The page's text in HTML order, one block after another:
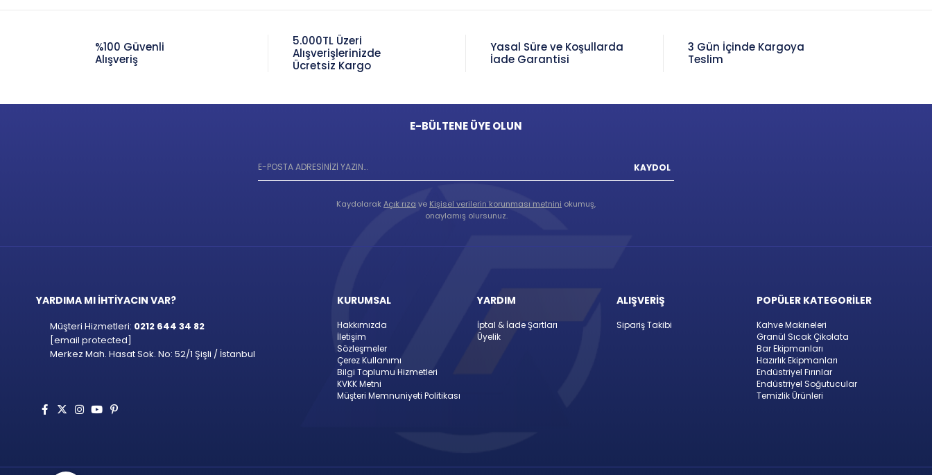
%100 Güvenli
Alışveriş
5.000TL Üzeri
Alışverişlerinizde
Ücretsiz Kargo
Yasal Süre ve Koşullarda
İade Garantisi
3 Gün İçinde Kargoya
Teslim
E-BÜLTENE ÜYE OLUN
KAYDOL
KaydolarakAçık rıza ve Kişisel verilerin korunması metnini okumuş,
onaylamış olursunuz.
YARDIMA MI İHTİYACIN VAR?
Müşteri Hizmetleri: 0212 644 34 82
[email protected]
Merkez Mah. Hasat Sok. No: 52/1 Şişli / İstanbul
KURUMSAL
Hakkımızda
İletişim
Sözleşmeler
Çerez Kullanımı
Bilgi Toplumu Hizmetleri
KVKK Metni
Müşteri Memnuniyeti Politikası
YARDIM
İptal & İade Şartları
Üyelik
ALIŞVERİŞ
Sipariş Takibi
POPÜLER KATEGORİLER
Kahve Makineleri
Granül Sıcak Çikolata
Bar Ekipmanları
Hazırlık Ekipmanları
Endüstriyel Fırınlar
Endüstriyel Soğutucular
Temizlik Ürünleri